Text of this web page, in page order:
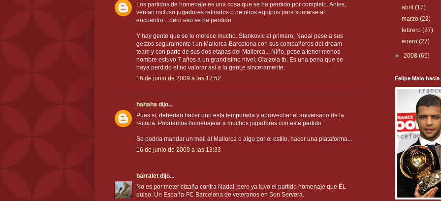
Los partidos de homenaje es una cosa que se ha perdido por completo. Antes,
venían incluso jugadores retirados o de otros equipos para sumarse al
encuentro... pero eso se ha perdido.
Y hay gente que se lo merece mucho. Stankovic el primero, Nadal pese a sus
gestos seguramente t un Mallorca-Barcelona con sus compañeros del dream
team y con parte de sus dos etapas del Mallorca... Niño, pese a tener menos
nombre estuvo 7 años a un grandisimo nivel. Olaizola tb. Es una pena que se
haya perdido el no valorar así a la gent,e sinceramente.
16 de junio de 2009 a las 12:52
hahaha dijo...
Pues si, deberian hacer uno esta temporada y aprovechar el aniversario de la
recopa. Podriamos homenajear a muchos jugadores con este partido.
Se podria mandar un mail al Mallorca o algo por el estilo, hacer una plataforma...
16 de junio de 2009 a las 13:33
barralet dijo...
No es por meter cizaña contra Nadal, pero ya tuvo el partido homenaje que ÉL
quiso. Un España-FC Barcelona de veteranos en Son Servera.
abril(17)
marzo(22)
febrero(27)
enero(27)
► 2008 (69)
Felipe Malo